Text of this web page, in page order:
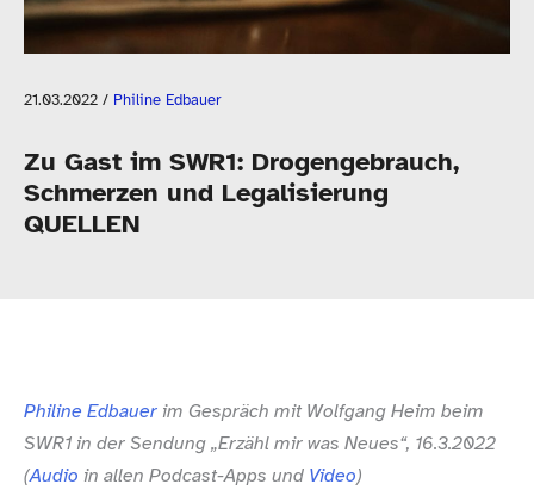
21.03.2022 / Philine Edbauer
Zu Gast im SWR1: Drogengebrauch,
Schmerzen und Legalisierung
QUELLEN
Philine Edbauer im Gespräch mit Wolfgang Heim beim
SWR1 in der Sendung „Erzähl mir was Neues“, 16.3.2022
(Audio in allen Podcast-​Apps und Video)